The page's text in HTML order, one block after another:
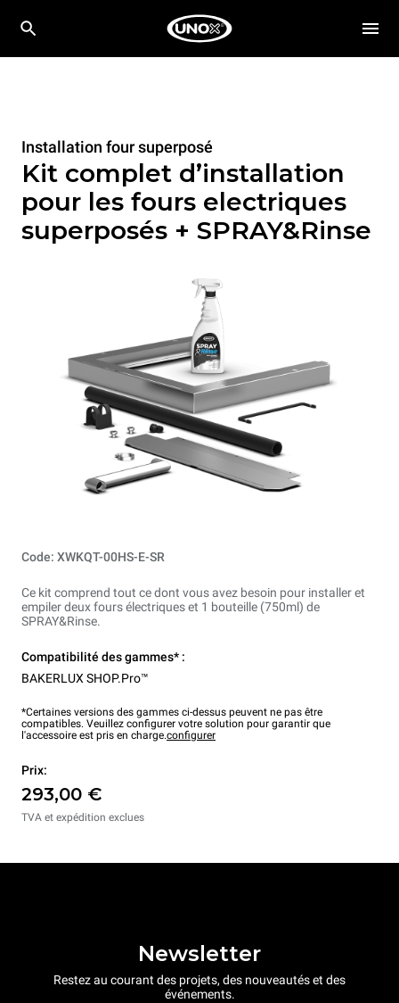
Installation four superposé
Kit complet d’installation
pour les fours electriques
superposés + SPRAY&Rinse
Code: XWKQT-00HS-E-SR
Ce kit comprend tout ce dont vous avez besoin pour installer et
empiler deux fours électriques et 1 bouteille (750ml) de
SPRAY&Rinse.
Compatibilité des gammes* :
BAKERLUX SHOP.Pro™
*Certaines versions des gammes ci-dessus peuvent ne pas être
compatibles. Veuillez configurer votre solution pour garantir que
l'accessoire est pris en charge.configurer
Prix:
293,00 €
TVA et expédition exclues
Newsletter
Restez au courant des projets, des nouveautés et des
événements.